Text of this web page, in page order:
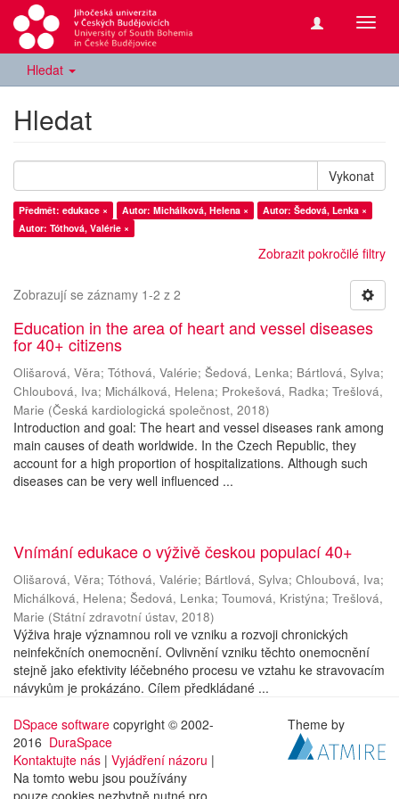
Hledat
Hledat
Vykonat
Předmět: edukace × Autor: Michálková, Helena ×
Autor: Šedová, Lenka ×
Autor: Tóthová, Valérie ×
Zobrazit pokročilé filtry
Zobrazují se záznamy 1-2 z 2
Education in the area of heart and vessel diseases
for 40+ citizens
Olišarová, Věra; Tóthová, Valérie; Šedová, Lenka; Bártlová, Sylva;
Chloubová, Iva; Michálková, Helena; Prokešová, Radka; Trešlová,
Marie (Česká kardiologická společnost, 2018)
Introduction and goal: The heart and vessel diseases rank among
main causes of death worldwide. In the Czech Republic, they
account for a high proportion of hospitalizations. Although such
diseases can be very well influenced ...
Vnímání edukace o výživě českou populací 40+
Olišarová, Věra; Tóthová, Valérie; Bártlová, Sylva; Chloubová, Iva;
Michálková, Helena; Šedová, Lenka; Toumová, Kristýna; Trešlová,
Marie (Státní zdravotní ústav, 2018)
Výživa hraje významnou roli ve vzniku a rozvoji chronických
neinfekčních onemocnění. Ovlivnění vzniku těchto onemocnění
stejně jako efektivity léčebného procesu ve vztahu ke stravovacím
návykům je prokázáno. Cílem předkládané ...
DSpace software copyright © 2002-
2016 DuraSpace
Kontaktujte nás | Vyjádření názoru |
Na tomto webu jsou používány
pouze cookies nezbytně nutné pro
Theme by